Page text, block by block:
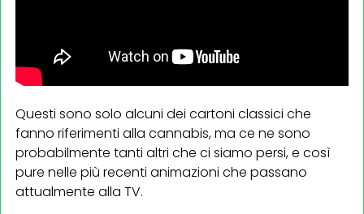
Questi sono solo alcuni dei cartoni classici che
fanno riferimenti alla cannabis, ma ce ne sono
probabilmente tanti altri che ci siamo persi, e così
pure nelle più recenti animazioni che passano
attualmente alla TV.